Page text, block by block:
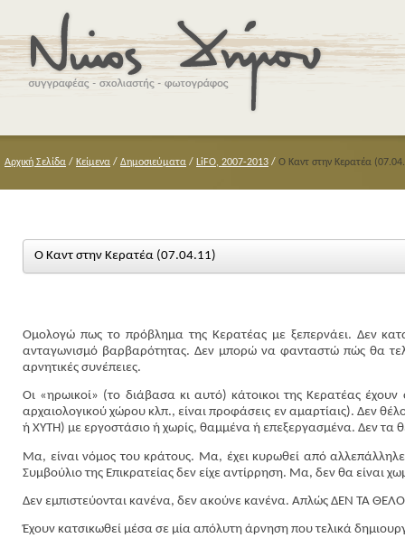
Αρχική Σελίδα / Κείμενα / Δημοσιεύματα / LiFO, 2007-2013 / Ο Καντ στην Κερατέα
Ο Καντ στην Κερατέα (07.04.11)
Ομολογώ πως το πρόβλημα της Κερατέας με ξεπερνάει. Δεν
ανταγωνισμό βαρβαρότητας. Δεν μπορώ να φανταστώ πώς θα
αρνητικές συνέπειες.
Οι «ηρωικοί» (το διάβασα κι αυτό) κάτοικοι της Κερατέας
αρχαιολογικού χώρου κλπ., είναι προφάσεις εν αμαρτίαις). Δεν
ή ΧΥΤΗ) με εργοστάσιο ή χωρίς, θαμμένα ή επεξεργασμένα. Δεν τα
Μα, είναι νόμος του κράτους. Μα, έχει κυρωθεί από
Συμβούλιο της Επικρατείας δεν είχε αντίρρηση. Μα, δεν θα είναι
Δεν εμπιστεύονται κανένα, δεν ακούνε κανένα. Απλώς ΔΕΝ ΤΑ
Έχουν κατσικωθεί μέσα σε μία απόλυτη άρνηση που τελικά